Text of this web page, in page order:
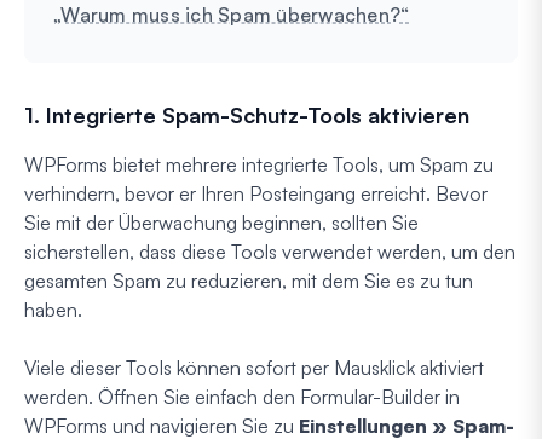
„Warum muss ich Spam überwachen?“
1. Integrierte Spam-Schutz-Tools aktivieren
WPForms bietet mehrere integrierte Tools, um Spam zu
verhindern, bevor er Ihren Posteingang erreicht. Bevor
Sie mit der Überwachung beginnen, sollten Sie
sicherstellen, dass diese Tools verwendet werden, um den
gesamten Spam zu reduzieren, mit dem Sie es zu tun
haben.
Viele dieser Tools können sofort per Mausklick aktiviert
werden. Öffnen Sie einfach den Formular-Builder in
WPForms und navigieren Sie zu Einstellungen » Spam-